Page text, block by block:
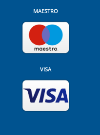
MAESTRO
VISA